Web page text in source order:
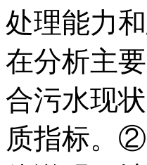
处理能力
在分析主
合污水现
质指标。